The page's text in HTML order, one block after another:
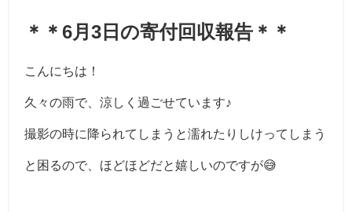
＊＊6月3日の寄付回収報告＊＊
こんにちは！
久々の雨で、涼しく過ごせています♪
撮影の時に降られてしまうと濡れたりしけってしまう
と困るので、ほどほどだと嬉しいのですが😅